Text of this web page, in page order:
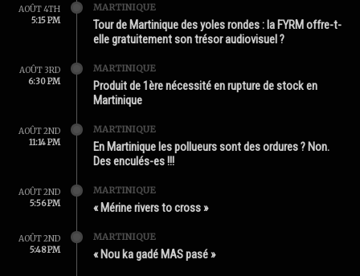
AOÛT 4TH
5:15 PM
MARTINIQUE
Tour de Martinique des yoles rondes : la FYRM offre-t-
elle gratuitement son trésor audiovisuel ?
AOÛT 3RD
6:30 PM
MARTINIQUE
Produit de 1ère nécessité en rupture de stock en
Martinique
AOÛT 2ND
11:14 PM
MARTINIQUE
En Martinique les pollueurs sont des ordures ? Non.
Des enculés-es !!!
AOÛT 2ND
5:56 PM
MARTINIQUE
« Mérine rivers to cross »
AOÛT 2ND
5:48 PM
MARTINIQUE
« Nou ka gadé MAS pasé »